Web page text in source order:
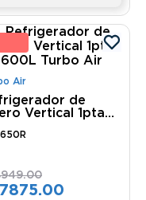
Air
de
Vertical 1pta
.00
7875.00